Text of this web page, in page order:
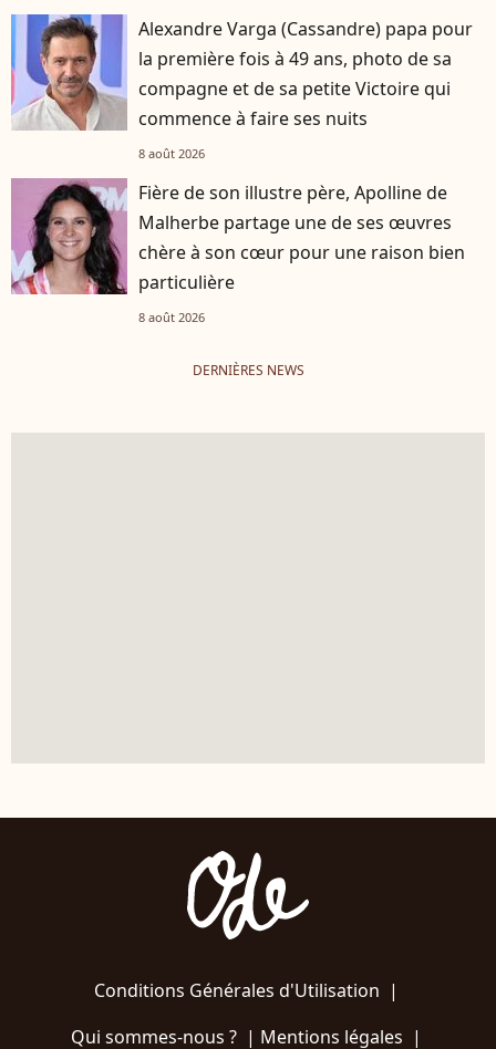
Alexandre Varga (Cassandre) papa pour
la première fois à 49 ans, photo de sa
compagne et de sa petite Victoire qui
commence à faire ses nuits
8 août 2026
Fière de son illustre père, Apolline de
Malherbe partage une de ses œuvres
chère à son cœur pour une raison bien
particulière
8 août 2026
DERNIÈRES NEWS
Conditions Générales d'Utilisation |
Qui sommes-nous ?| Mentions légales |